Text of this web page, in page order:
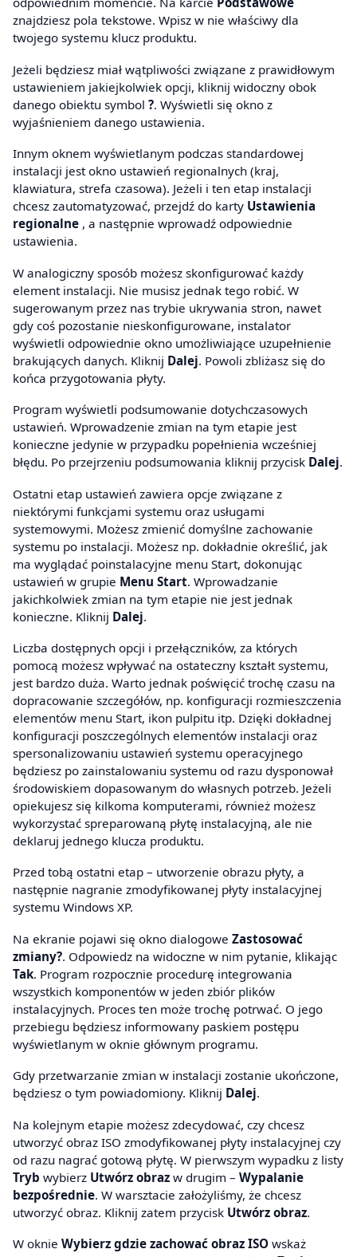
znajdziesz pola tekstowe. Wpisz w nie właściwy dla
twojego systemu klucz produktu.
Jeżeli będziesz miał wątpliwości związane z prawidłowym
ustawieniem jakiejkolwiek opcji, kliknij widoczny obok
danego obiektu symbol ?. Wyświetli się okno z
wyjaśnieniem danego ustawienia.
Innym oknem wyświetlanym podczas standardowej
instalacji jest okno ustawień regionalnych (kraj,
klawiatura, strefa czasowa). Jeżeli i ten etap instalacji
chcesz zautomatyzować, przejdź do karty Ustawienia
regionalne , a następnie wprowadź odpowiednie
ustawienia.
W analogiczny sposób możesz skonfigurować każdy
element instalacji. Nie musisz jednak tego robić. W
sugerowanym przez nas trybie ukrywania stron, nawet
gdy coś pozostanie nieskonfigurowane, instalator
wyświetli odpowiednie okno umożliwiające uzupełnienie
brakujących danych. Kliknij Dalej. Powoli zbliżasz się do
końca przygotowania płyty.
Program wyświetli podsumowanie dotychczasowych
ustawień. Wprowadzenie zmian na tym etapie jest
konieczne jedynie w przypadku popełnienia wcześniej
błędu. Po przejrzeniu podsumowania kliknij przycisk Dalej.
Ostatni etap ustawień zawiera opcje związane z
niektórymi funkcjami systemu oraz usługami
systemowymi. Możesz zmienić domyślne zachowanie
systemu po instalacji. Możesz np. dokładnie określić, jak
ma wyglądać poinstalacyjne menu Start, dokonując
ustawień w grupie Menu Start. Wprowadzanie
jakichkolwiek zmian na tym etapie nie jest jednak
konieczne. Kliknij Dalej.
Liczba dostępnych opcji i przełączników, za których
pomocą możesz wpływać na ostateczny kształt systemu,
jest bardzo duża. Warto jednak poświęcić trochę czasu na
dopracowanie szczegółów, np. konfiguracji rozmieszczenia
elementów menu Start, ikon pulpitu itp. Dzięki dokładnej
konfiguracji poszczególnych elementów instalacji oraz
spersonalizowaniu ustawień systemu operacyjnego
będziesz po zainstalowaniu systemu od razu dysponował
środowiskiem dopasowanym do własnych potrzeb. Jeżeli
opiekujesz się kilkoma komputerami, również możesz
wykorzystać spreparowaną płytę instalacyjną, ale nie
deklaruj jednego klucza produktu.
Przed tobą ostatni etap – utworzenie obrazu płyty, a
następnie nagranie zmodyfikowanej płyty instalacyjnej
systemu Windows XP.
Na ekranie pojawi się okno dialogowe Zastosować
zmiany?. Odpowiedz na widoczne w nim pytanie, klikając
Tak. Program rozpocznie procedurę integrowania
wszystkich komponentów w jeden zbiór plików
instalacyjnych. Proces ten może trochę potrwać. O jego
przebiegu będziesz informowany paskiem postępu
wyświetlanym w oknie głównym programu.
Gdy przetwarzanie zmian w instalacji zostanie ukończone,
będziesz o tym powiadomiony. Kliknij Dalej.
Na kolejnym etapie możesz zdecydować, czy chcesz
utworzyć obraz ISO zmodyfikowanej płyty instalacyjnej czy
od razu nagrać gotową płytę. W pierwszym wypadku z listy
Tryb wybierz Utwórz obraz w drugim – Wypalanie
bezpośrednie. W warsztacie założyliśmy, że chcesz
utworzyć obraz. Kliknij zatem przycisk Utwórz obraz.
W oknie Wybierz gdzie zachować obraz ISO wskaż